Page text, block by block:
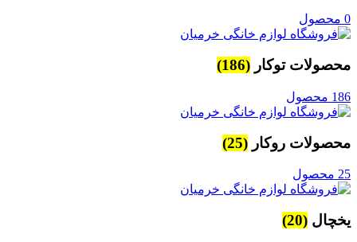
0 محصول
محصولات توکار (186)
186 محصول
محصولات روکار (25)
25 محصول
یخچال (20)